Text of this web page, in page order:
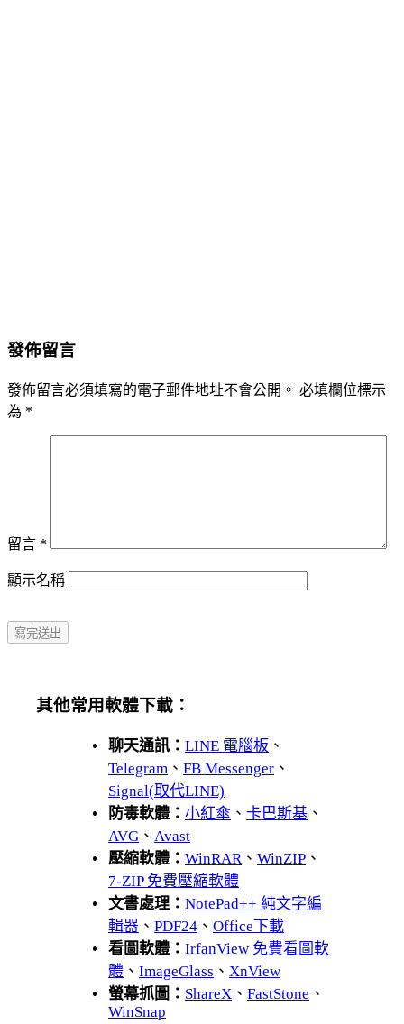
發佈留言
發佈留言必須填寫的電子郵件地址不會公開。 必填欄位標示
為 *
留言 *
顯示名稱
其他常用軟體下載：
聊天通訊： LINE 電腦板 、
Telegram 、 FB Messenger 、
Signal(取代LINE)
防毒軟體： 小紅傘 、 卡巴斯基 、
AVG 、 Avast
壓縮軟體： WinRAR、 WinZIP 、
7-ZIP 免費壓縮軟體
文書處理： NotePad++ 純文字編
輯器 、 PDF24 、 Office下載
看圖軟體： IrfanView 免費看圖軟
體 、 ImageGlass 、 XnView
螢幕抓圖： ShareX 、 FastStone 、
WinSnap